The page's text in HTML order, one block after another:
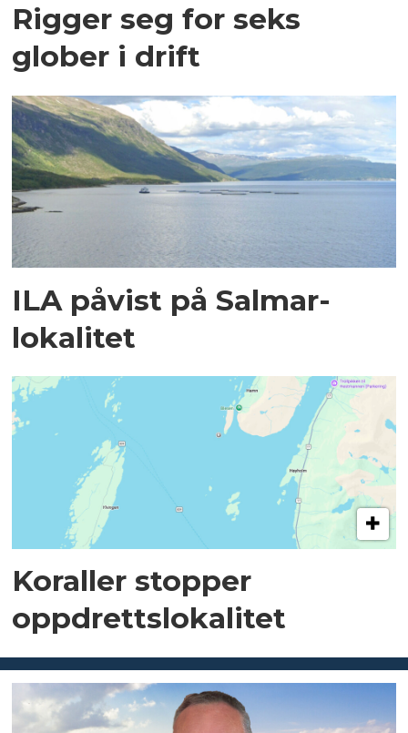
Rigger seg for seks
glober i drift
ILA påvist på Salmar-
lokalitet
Koraller stopper
oppdrettslokalitet